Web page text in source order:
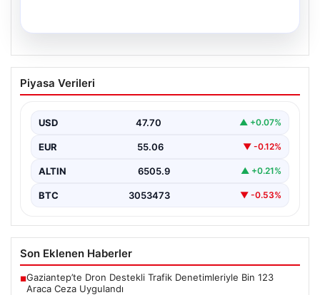
34 Yıllık Hasretin Ardından Gelen
Büyük Mutluluk: İkiz Kızlarıyla Anıtkabir
Adıyaman'da hayatlarını sürdüren Abuzer ve Zeynep
Piyasa Verileri
USD 47.70 ▲ +0.07%
EUR 55.06 ▼ -0.12%
ALTIN 6505.9 ▲ +0.21%
BTC 3053473 ▼ -0.53%
Son Eklenen Haberler
■Gaziantep’te Dron Destekli Trafik Denetimleriyle Bin 123
Araca Ceza Uygulandı